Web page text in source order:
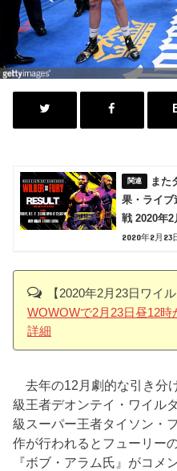
また
果・ライ
戦 2020年2
2020年2月23
【2020年2月23日ワイ
WOWOWで2月23日昼12時
詳細
去年の12月劇的な引き分
級王者デオンテイ・ワイル
級スーパー王者タイソン・
作が行われるとフューリー
『ボブ・アラム氏』がコメ